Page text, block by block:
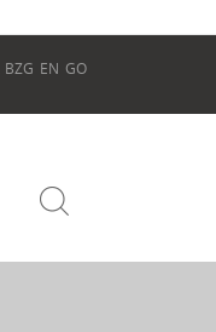
BZG EN GO